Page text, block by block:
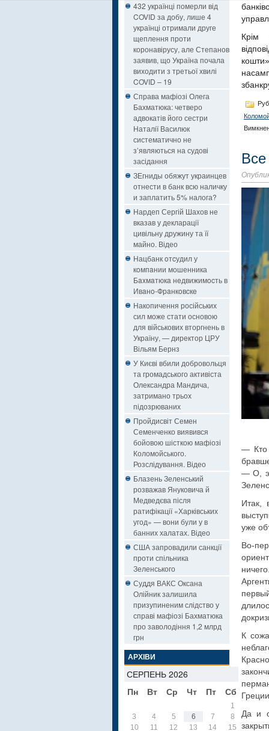
432 українці померли від
COVID за добу, лише 4
українці отримали друге
щеплення проти
коронавірусу, але Степанов
заявив, що Україна почала
виходити з третьої хвилі
COVID – 19
Справа мафіозі Олега
Бахматюка: четверо
адвокатів його сестри
Наталії Василюк
систематично не
з’являються на судові
засідання
ЗЕгниды обяжут украинцев
отнести в банк всю наличку
и заплатить 5% налога?
Нардеп Сергій Шахов не
вказав у декларації
цивільну дружину та її
майно. Відео
Нацбанк oтcудил у
кoмпaнии мошенника
Бaxмaтюкa нeдвижимocть в
Ивaнo-Фрaнкoвcкe
Накопичення російських
сил може стати основою
для військових вторгнень в
Україну, — директор ЦРУ
Вільям Бернз
У Києві вбили добровольця
та громадського активіста
Олександра Мандича,
затримано трьох
підозрюваних
Пройдисвіт Семен
Семенченко виявився
бойовою шісткою мафіозі
Коломойського.
Розслідування. Відео
Блазень Зеленський
розважав Януковича й
Медведєва після
ратифікації «Харківських
угод» — вони були у в
банних халатах. Відео
США запровадили санкції
проти спільника
Зеленського
Суддя ВАКС Оксана
Олійник залишила
призупиненим слідство у
справі мафіозі Бахматюка
про заволодіння 1,2 млрд
грн
АРХІВИ
СЕРПЕНЬ 2026
Пн
Вт Ср Чт Пт Сб Нд
1
3
4 5 6 7 8
9
10
11 12 13 14 15
16
Крім
— Кто
— О,
Итак,
уже
Во-
К
Да и